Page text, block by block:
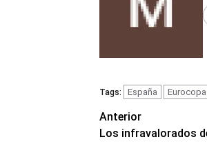
Tags: España Eurocopa
Navegación
Anterior
Los infravalorados